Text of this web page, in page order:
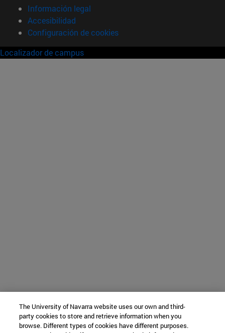
Información legal
Accesibilidad
Configuración de cookies
Localizador de campus
The University of Navarra website uses our own and third-
party cookies to store and retrieve information when you
browse. Different types of cookies have different purposes.